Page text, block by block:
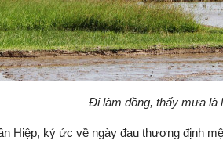
Đi làm đồng, thấy mưa là
Hiệp, ký ức về ngày đau thương định